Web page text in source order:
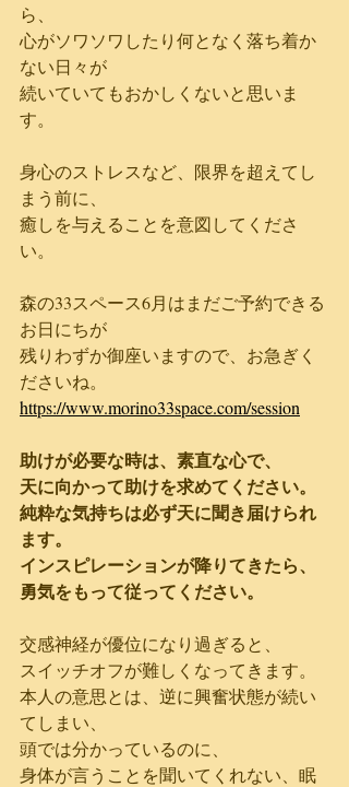
ら、
心がソワソワしたり何となく落ち着か
ない日々が
続いていてもおかしくないと思いま
す。
身心のストレスなど、限界を超えてし
まう前に、
癒しを与えることを意図してくださ
い。
森の33スペース6月はまだご予約できる
お日にちが
残りわずか御座いますので、お急ぎく
ださいね。
https://www.morino33space.com/session
助けが必要な時は、素直な心で、
天に向かって助けを求めてください。
純粋な気持ちは必ず天に聞き届けられ
ます。
インスピレーションが降りてきたら、
勇気をもって従ってください。
交感神経が優位になり過ぎると、
スイッチオフが難しくなってきます。
本人の意思とは、逆に興奮状態が続い
てしまい、
頭では分かっているのに、
身体が言うことを聞いてくれない、眠